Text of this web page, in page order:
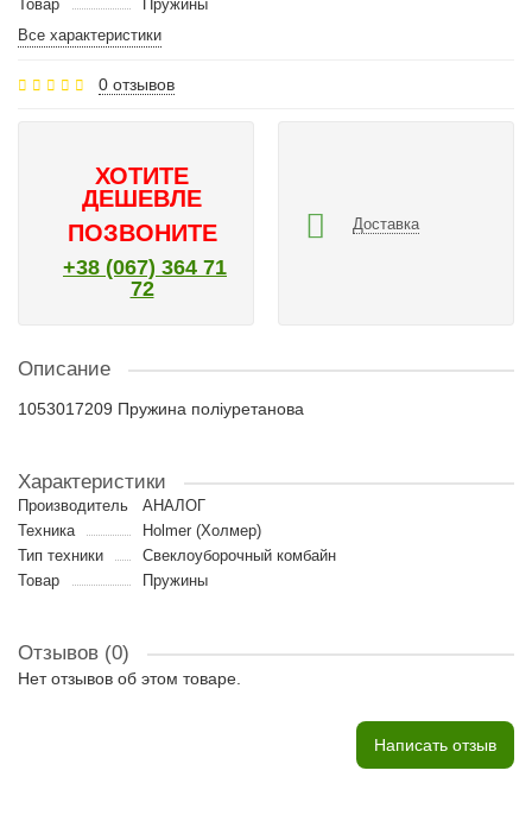
Товар
Пружины
Все характеристики
0 отзывов
ХОТИТЕ
ДЕШЕВЛЕ
ПОЗВОНИТЕ
+38 (067) 364 71
72
Доставка
Описание
1053017209 Пружина поліуретанова
Характеристики
Производитель
АНАЛОГ
Техника
Holmer (Холмер)
Тип техники
Свеклоуборочный комбайн
Товар
Пружины
Отзывов (0)
Нет отзывов об этом товаре.
Написать отзыв